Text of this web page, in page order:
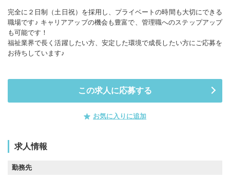
完全に２日制（土日祝）を採用し、プライベートの時間も大切にできる
職場です♪ キャリアアップの機会も豊富で、管理職へのステップアップ
も可能です！
福祉業界で長く活躍したい方、安定した環境で成長したい方にご応募を
お待ちしています♪
お気に入りに追加
この求人に応募する
求人情報
勤務先